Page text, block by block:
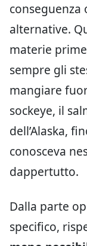
alternative.
materie
sempre gli
mangiare
sockeye, il
dell’Alaska,
conosceva
dappertutto.
Dalla parte
specifico,